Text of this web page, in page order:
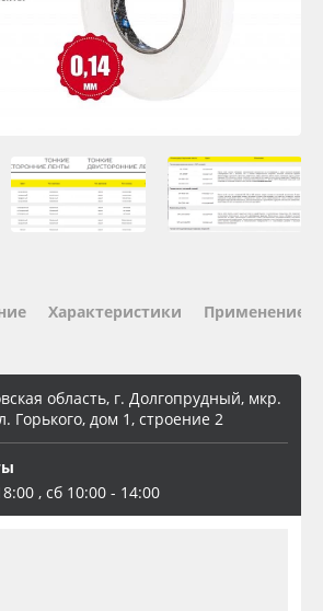
Характеристики Применение
область, г. Долгопрудный, мкр.
Горького, дом 1, строение 2
, сб 10:00 - 14:00